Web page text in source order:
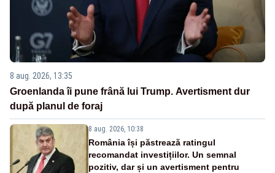
8 aug. 2026, 13:35
Groenlanda îi pune frână lui Trump. Avertisment dur
după planul de foraj
8 aug. 2026, 10:38
România își păstrează ratingul
recomandat investițiilor. Un semnal
pozitiv, dar și un avertisment pentru